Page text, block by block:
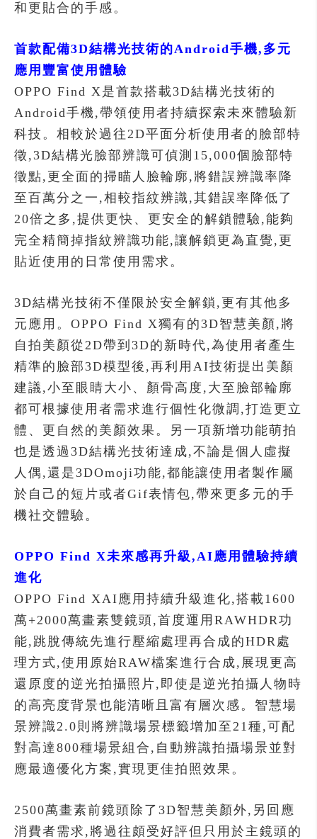
和更貼合的手感。
首款配備3D結構光技術的Android手機,多元
應用豐富使用體驗
OPPO Find X是首款搭載3D結構光技術的
Android手機,帶領使用者持續探索未來體驗新
科技。相較於過往2D平面分析使用者的臉部特
徵,3D結構光臉部辨識可偵測15,000個臉部特
徵點,更全面的掃瞄人臉輪廓,將錯誤辨識率降
至百萬分之一,相較指紋辨識,其錯誤率降低了
20倍之多,提供更快、更安全的解鎖體驗,能夠
完全精簡掉指紋辨識功能,讓解鎖更為直覺,更
貼近使用的日常使用需求。
3D結構光技術不僅限於安全解鎖,更有其他多
元應用。OPPO Find X獨有的3D智慧美顏,將
自拍美顏從2D帶到3D的新時代,為使用者產生
精準的臉部3D模型後,再利用AI技術提出美顏
建議,小至眼睛大小、顏骨高度,大至臉部輪廓
都可根據使用者需求進行個性化微調,打造更立
體、更自然的美顏效果。另一項新增功能萌拍
也是透過3D結構光技術達成,不論是個人虛擬
人偶,還是3DOmoji功能,都能讓使用者製作屬
於自己的短片或者Gif表情包,帶來更多元的手
機社交體驗。
OPPO Find X未來感再升級,AI應用體驗持續
進化
OPPO Find XAI應用持續升級進化,搭載1600
萬+2000萬畫素雙鏡頭,首度運用RAWHDR功
能,跳脫傳統先進行壓縮處理再合成的HDR處
理方式,使用原始RAW檔案進行合成,展現更高
還原度的逆光拍攝照片,即使是逆光拍攝人物時
的高亮度背景也能清晰且富有層次感。智慧場
景辨識2.0則將辨識場景標籤增加至21種,可配
對高達800種場景組合,自動辨識拍攝場景並對
應最適優化方案,實現更佳拍照效果。
2500萬畫素前鏡頭除了3D智慧美顏外,另回應
消費者需求,將過往頗受好評但只用於主鏡頭的